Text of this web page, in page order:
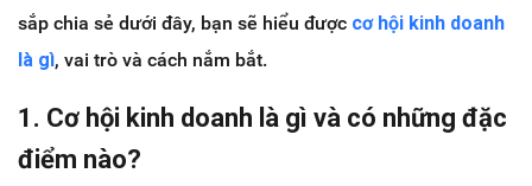
sắp chia sẻ dưới đây, bạn sẽ hiểu được cơ hội kinh doanh
là gì, vai trò và cách nắm bắt.
1. Cơ hội kinh doanh là gì và có những đặc
điểm nào?